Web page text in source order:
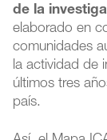
de la
elaborado en
comunidades
la actividad de
últimos tres
país.